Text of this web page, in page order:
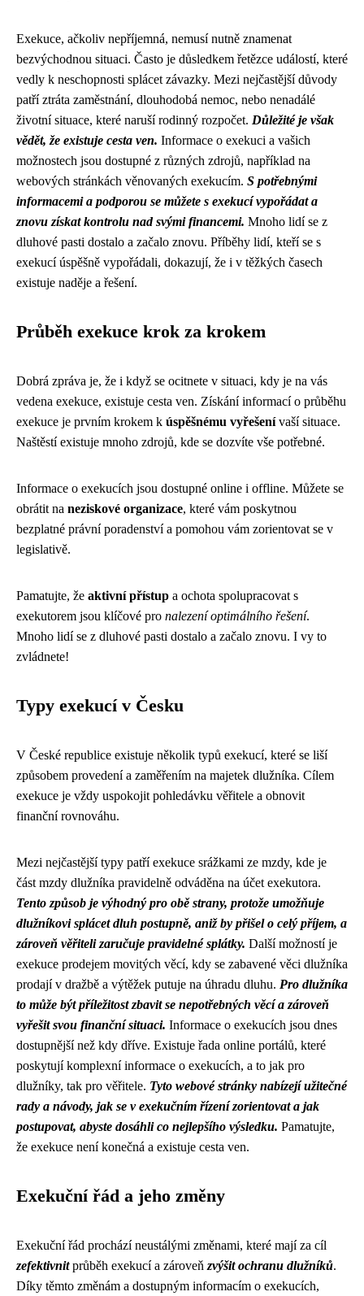
Exekuce, ačkoliv nepříjemná, nemusí nutně znamenat
bezvýchodnou situaci. Často je důsledkem řetězce událostí, které
vedly k neschopnosti splácet závazky. Mezi nejčastější důvody
patří ztráta zaměstnání, dlouhodobá nemoc, nebo nenadálé
životní situace, které naruší rodinný rozpočet. Důležité je však
vědět, že existuje cesta ven. Informace o exekuci a vašich
možnostech jsou dostupné z různých zdrojů, například na
webových stránkách věnovaných exekucím. S potřebnými
informacemi a podporou se můžete s exekucí vypořádat a
znovu získat kontrolu nad svými financemi. Mnoho lidí se z
dluhové pasti dostalo a začalo znovu. Příběhy lidí, kteří se s
exekucí úspěšně vypořádali, dokazují, že i v těžkých časech
existuje naděje a řešení.
Průběh exekuce krok za krokem
Dobrá zpráva je, že i když se ocitnete v situaci, kdy je na vás
vedena exekuce, existuje cesta ven. Získání informací o průběhu
exekuce je prvním krokem k úspěšnému vyřešenívaší situace.
Naštěstí existuje mnoho zdrojů, kde se dozvíte vše potřebné.
Informace o exekucích jsou dostupné online i offline. Můžete se
obrátit na neziskové organizace, které vám poskytnou
bezplatné právní poradenství a pomohou vám zorientovat se v
legislativě.
Pamatujte, že aktivní přístup a ochota spolupracovat s
exekutorem jsou klíčové pro nalezení optimálního řešení.
Mnoho lidí se z dluhové pasti dostalo a začalo znovu. I vy to
zvládnete!
Typy exekucí v Česku
V České republice existuje několik typů exekucí, které se liší
způsobem provedení a zaměřením na majetek dlužníka. Cílem
exekuce je vždy uspokojit pohledávku věřitele a obnovit
finanční rovnováhu.
Mezi nejčastější typy patří exekuce srážkami ze mzdy, kde je
část mzdy dlužníka pravidelně odváděna na účet exekutora.
Tento způsob je výhodný pro obě strany, protože umožňuje
dlužníkovi splácet dluh postupně, aniž by přišel o celý příjem, a
zároveň věřiteli zaručuje pravidelné splátky. Další možností je
exekuce prodejem movitých věcí, kdy se zabavené věci dlužníka
prodají v dražbě a výtěžek putuje na úhradu dluhu. Pro dlužníka
to může být příležitost zbavit se nepotřebných věcí a zároveň
vyřešit svou finanční situaci. Informace o exekucích jsou dnes
dostupnější než kdy dříve. Existuje řada online portálů, které
poskytují komplexní informace o exekucích, a to jak pro
dlužníky, tak pro věřitele. Tyto webové stránky nabízejí užitečné
rady a návody, jak se v exekučním řízení zorientovat a jak
postupovat, abyste dosáhli co nejlepšího výsledku. Pamatujte,
že exekuce není konečná a existuje cesta ven.
Exekuční řád a jeho změny
Exekuční řád prochází neustálými změnami, které mají za cíl
zefektivnitprůběh exekucí a zároveň zvýšit ochranu dlužníků.
Díky těmto změnám a dostupným informacím o exekucích,